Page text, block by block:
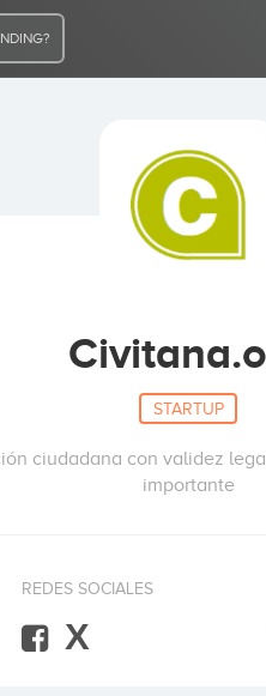
STARTUP
ciudadana con validez
importante
REDES SOCIALES
X